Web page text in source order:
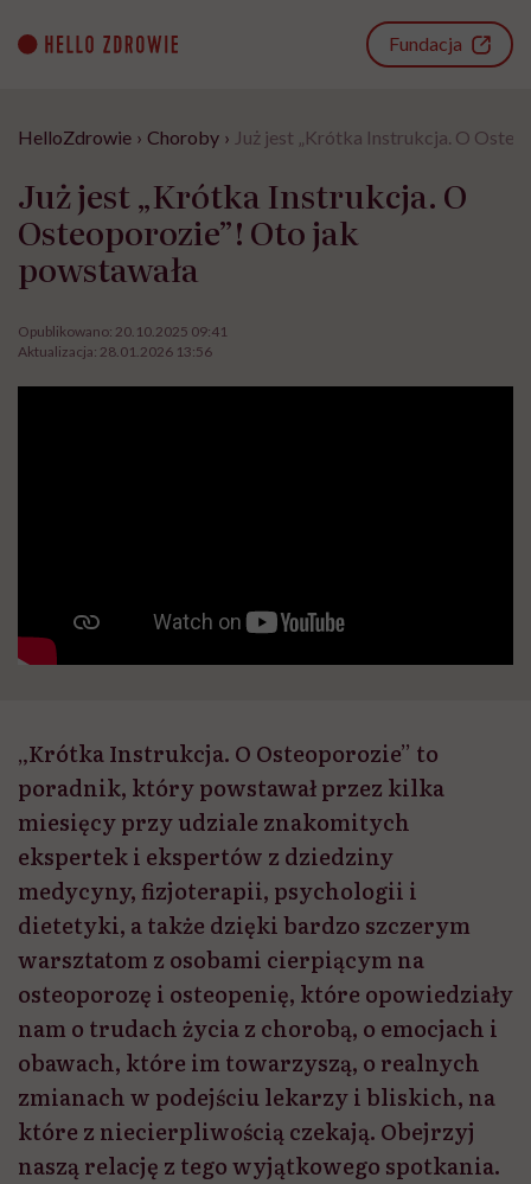
content
Fundacja
HelloZdrowie › Choroby › Już jest „Krótka Instrukcja. O
Już jest „Krótka Instrukcja. O
Osteoporozie”! Oto jak
powstawała
Opublikowano: 20.10.2025 09:41
Aktualizacja: 28.01.2026 13:56
„Krótka Instrukcja. O Osteoporozie” to
poradnik, który powstawał przez kilka
miesięcy przy udziale znakomitych
ekspertek i ekspertów z dziedziny
medycyny, fizjoterapii, psychologii i
dietetyki, a także dzięki bardzo szczerym
warsztatom z osobami cierpiącym na
osteoporozę i osteopenię, które opowiedziały
nam o trudach życia z chorobą, o emocjach i
obawach, które im towarzyszą, o realnych
zmianach w podejściu lekarzy i bliskich, na
które z niecierpliwością czekają. Obejrzyj
naszą relację z tego wyjątkowego spotkania.